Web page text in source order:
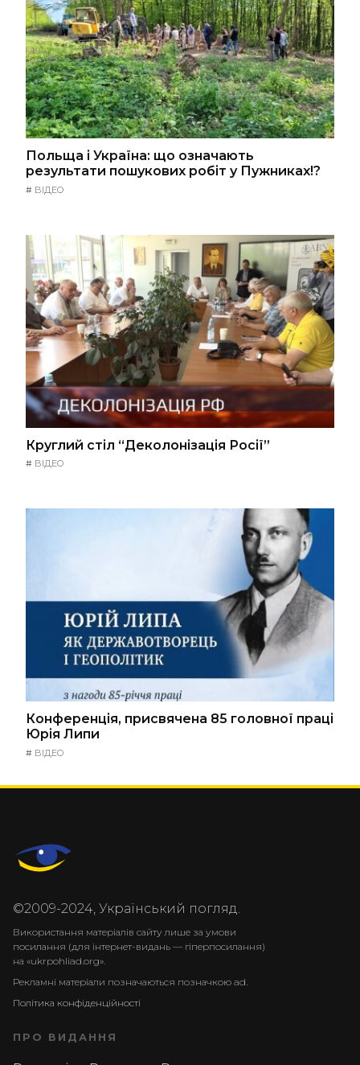
Польща і Україна: що означають
результати пошукових робіт у Пужниках!?
# ВІДЕО
Круглий стіл “Деколонізація Росії”
# ВІДЕО
Конференція, присвячена 85 головної праці
Юрія Липи
# ВІДЕО
©2009-2024, Український погляд.
Використання матеріалів сайту лише за умови
посилання (для інтернет-видань — гіперпосилання)
на «ukrpohliad.org».
Рекламні матеріали позначаються позначкою ad.
Політика конфіденційності
ПРО ВИДАННЯ